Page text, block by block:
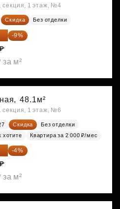
секция, 1 этаж, №4
Скидка Без отделки
-9%
за м²
48.1м²
секция, 1 этаж, №6
Скидка
Без отделки
хотите
Квартира за 2 000 ₽/мес
-4%
за м²